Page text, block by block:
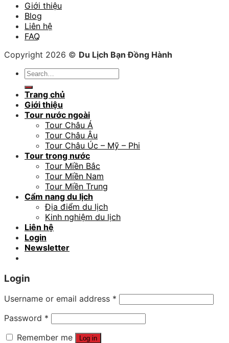
Giới thiệu
Blog
Liên hệ
FAQ
Copyright 2026 © Du Lịch Bạn Đồng Hành
Search
Trang chủ
Giới thiệu
Tour nước ngoài
Tour Châu Á
Tour Châu Âu
Tour Châu Úc – Mỹ – Phi
Tour trong nước
Tour Miền Bắc
Tour Miền Nam
Tour Miền Trung
Cẩm nang du lịch
Địa điểm du lịch
Kinh nghiệm du lịch
Liên hệ
Login
Newsletter
Login
Username or email address *
Password *
Remember me
Log in